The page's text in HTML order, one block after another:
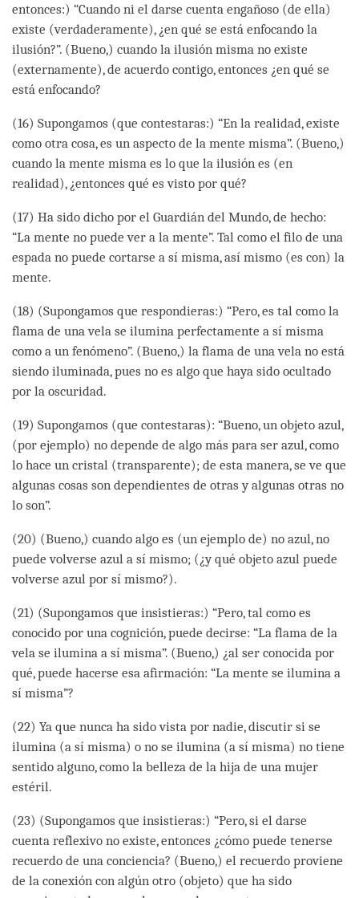
entonces:) “Cuando ni el darse cuenta engañoso (de ella)
existe (verdaderamente), ¿en qué se está enfocando la
ilusión?”. (Bueno,) cuando la ilusión misma no existe
(externamente), de acuerdo contigo, entonces ¿en qué se
está enfocando?
(16) Supongamos (que contestaras:) “En la realidad, existe
como otra cosa, es un aspecto de la mente misma”. (Bueno,)
cuando la mente misma es lo que la ilusión es (en
realidad), ¿entonces qué es visto por qué?
(17) Ha sido dicho por el Guardián del Mundo, de hecho:
“La mente no puede ver a la mente”. Tal como el filo de una
espada no puede cortarse a sí misma, así mismo (es con) la
mente.
(18) (Supongamos que respondieras:) “Pero, es tal como la
flama de una vela se ilumina perfectamente a sí misma
como a un fenómeno”. (Bueno,) la flama de una vela no está
siendo iluminada, pues no es algo que haya sido ocultado
por la oscuridad.
(19) Supongamos (que contestaras): “Bueno, un objeto azul,
(por ejemplo) no depende de algo más para ser azul, como
lo hace un cristal (transparente); de esta manera, se ve que
algunas cosas son dependientes de otras y algunas otras no
lo son”.
(20) (Bueno,) cuando algo es (un ejemplo de) no azul, no
puede volverse azul a sí mismo; (¿y qué objeto azul puede
volverse azul por sí mismo?).
(21) (Supongamos que insistieras:) “Pero, tal como es
conocido por una cognición, puede decirse: “La flama de la
vela se ilumina a sí misma”. (Bueno,) ¿al ser conocida por
qué, puede hacerse esa afirmación: “La mente se ilumina a
sí misma”?
(22) Ya que nunca ha sido vista por nadie, discutir si se
ilumina (a sí misma) o no se ilumina (a sí misma) no tiene
sentido alguno, como la belleza de la hija de una mujer
estéril.
(23) (Supongamos que insistieras:) “Pero, si el darse
cuenta reflexivo no existe, entonces ¿cómo puede tenerse
recuerdo de una conciencia? (Bueno,) el recuerdo proviene
de la conexión con algún otro (objeto) que ha sido